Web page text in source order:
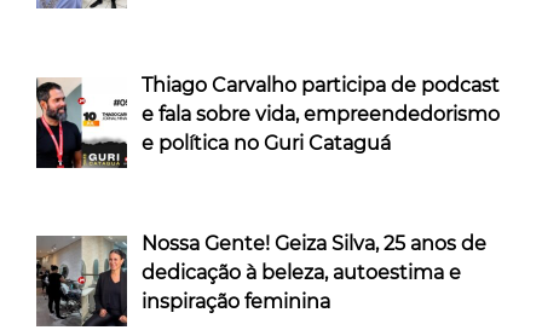
Thiago Carvalho participa de podcast
e fala sobre vida, empreendedorismo
e política no Guri Cataguá
Nossa Gente! Geiza Silva, 25 anos de
dedicação à beleza, autoestima e
inspiração feminina